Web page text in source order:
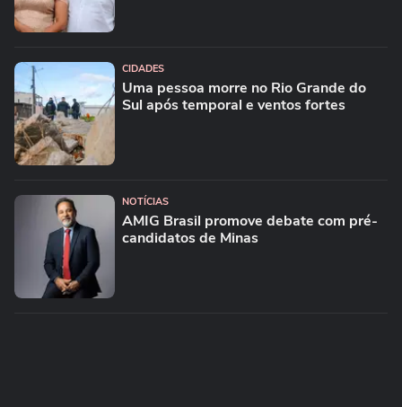
CIDADES
Uma pessoa morre no Rio Grande do
Sul após temporal e ventos fortes
NOTÍCIAS
AMIG Brasil promove debate com pré-
candidatos de Minas